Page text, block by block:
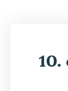
10.